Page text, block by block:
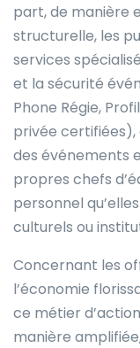
part, de manière
structurelle, les
services
et la sécurité
Phone Régie,
privée certifiées),
des événements
propres chefs
personnel
culturels ou
Concernant les
l’économie
ce métier
manière